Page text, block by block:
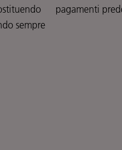
sempre
pagamenti